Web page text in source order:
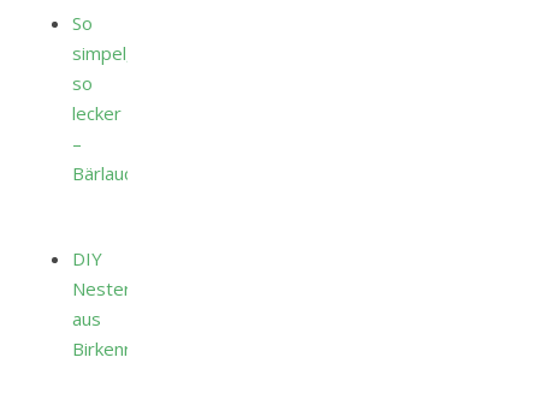
So
simpel,
so
lecker
–
Bärlauchbutter
DIY
Nester
aus
Birkenreisig